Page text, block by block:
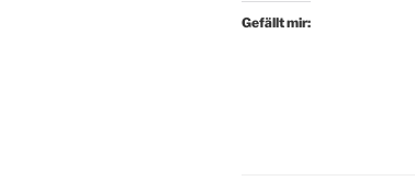
Relaunch“
Gefällt mir: